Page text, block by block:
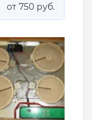
от 750 руб.